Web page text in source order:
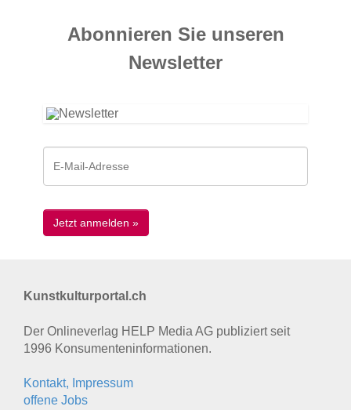
Abonnieren Sie unseren
News­letter
Kunstkulturportal.ch
Der Onlineverlag HELP Media AG publiziert seit
1996 Konsumenten­informationen.
Kontakt, Impressum
offene Jobs